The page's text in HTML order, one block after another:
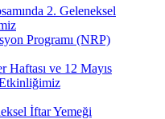
2. Geleneksel
Programı (NRP)
Haftası ve 12 Mayıs
İftar Yemeği